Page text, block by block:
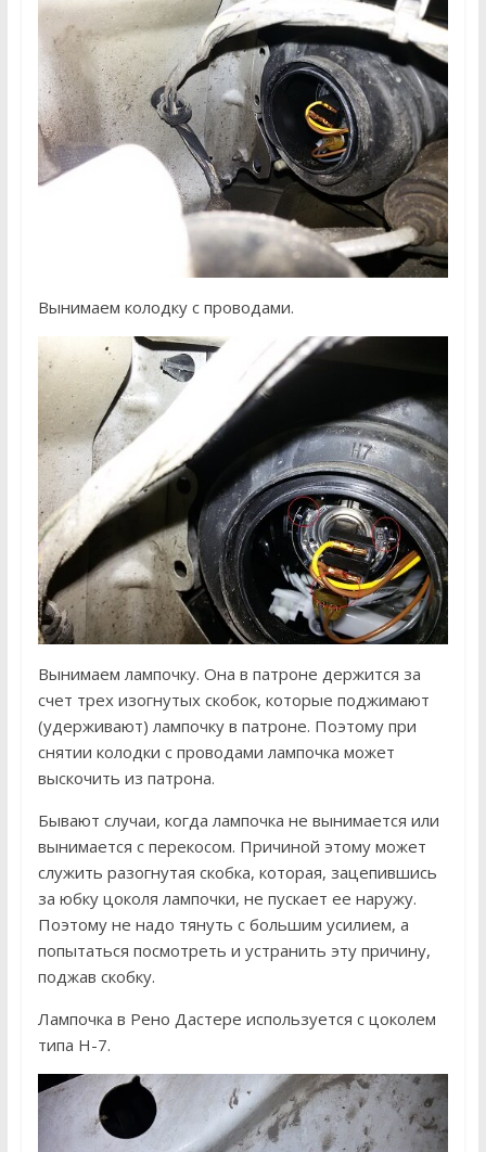
Вынимаем колодку с проводами.
Вынимаем лампочку. Она в патроне держится за
счет трех изогнутых скобок, которые поджимают
(удерживают) лампочку в патроне. Поэтому при
снятии колодки с проводами лампочка может
выскочить из патрона.
Бывают случаи, когда лампочка не вынимается или
вынимается с перекосом. Причиной этому может
служить разогнутая скобка, которая, зацепившись
за юбку цоколя лампочки, не пускает ее наружу.
Поэтому не надо тянуть с большим усилием, а
попытаться посмотреть и устранить эту причину,
поджав скобку.
Лампочка в Рено Дастере используется с цоколем
типа Н-7.